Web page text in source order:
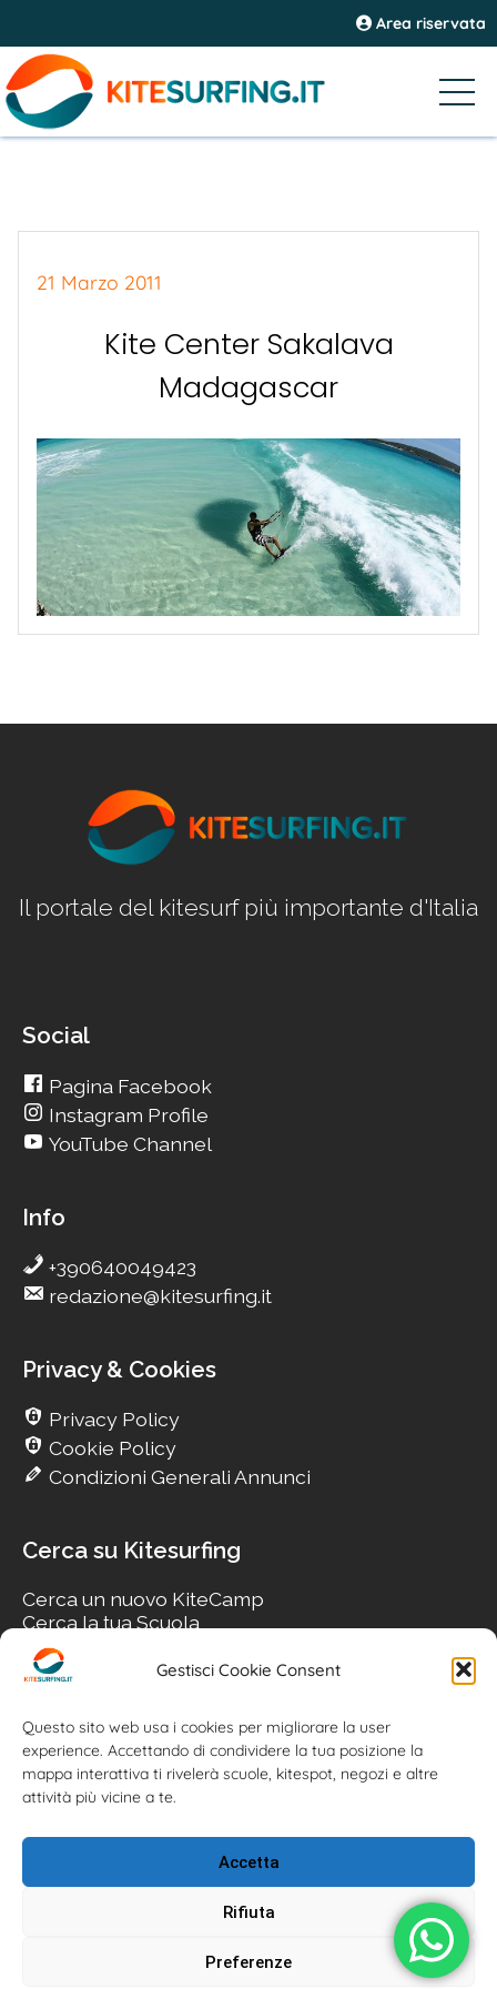
Gestisci Cookie Consent
Questo sito web usa i cookies per migliorare la user
experience. Accettando di condividere la tua posizione la
mappa interattiva ti rivelerà scuole, kitespot, negozi e altre
attività più vicine a te.
Accetta
Rifiuta
Preferenze
Area riservata
21 Marzo 2011
Kite Center Sakalava
Madagascar
Il portale del kitesurf più importante d'Italia
Social
Pagina Facebook
Instagram Profile
YouTube Channel
Info
+390640049423
redazione@kitesurfing.it
Privacy & Cookies
Privacy Policy
Cookie Policy
Condizioni Generali Annunci
Cerca su Kitesurfing
Cerca un nuovo KiteCamp
Cerca la tua Scuola
Cerca il tuo KiteSpot
Cerca Accommodation
Cerca il tuo Usato